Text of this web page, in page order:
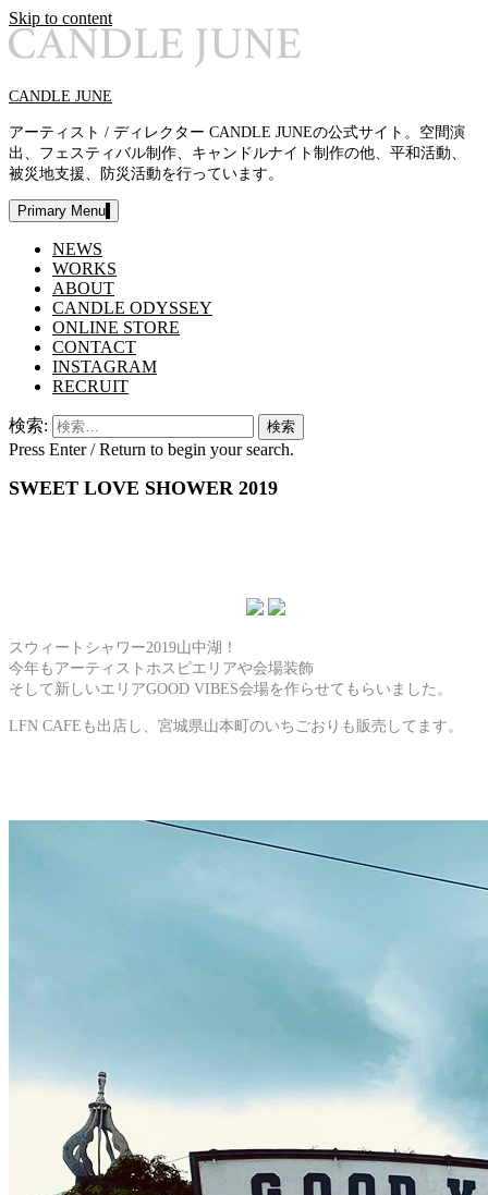
Skip to content
CANDLE JUNE
アーティスト / ディレクター CANDLE JUNEの公式サイト。空間演
出、フェスティバル制作、キャンドルナイト制作の他、平和活動、
被災地支援、防災活動を行っています。
Primary Menu
NEWS
WORKS
ABOUT
CANDLE ODYSSEY
ONLINE STORE
CONTACT
INSTAGRAM
RECRUIT
検索:
Press Enter / Return to begin your search.
SWEET LOVE SHOWER 2019
スウィートシャワー2019山中湖！
今年もアーティストホスピエリアや会場装飾
そして新しいエリアGOOD VIBES会場を作らせてもらいました。
LFN CAFEも出店し、宮城県山本町のいちごおりも販売してます。